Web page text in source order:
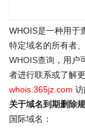
WHOIS是一种用于
特定域名的所有者
WHOIS查询 ，用
者进行联系或了解
whois.365jz.com 访
关于域名到期删除
国际域名：